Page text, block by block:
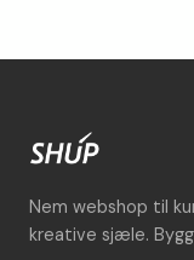
Nem webshop til
kreative sjæle.